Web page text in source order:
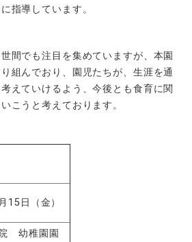
指導しています。
間でも注目を集めていますが、本園
組んでおり、園児たちが、生涯を通
えていけるよう、今後とも食育に関
こうと考えております。
15日（金）
幼稚園園